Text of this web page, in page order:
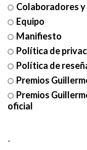
Colaboradores y
Equipo
Manifiesto
Política de
Política de
Premios
Premios
oficial
-